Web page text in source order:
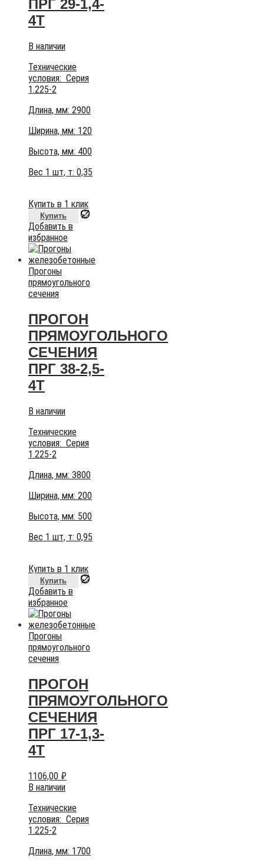
ПРГ 29-1,4-
4Т
В наличии
Технические
условия: Серия
1.225-2
Длина, мм: 2900
Ширина, мм: 120
Высота, мм: 400
Вес 1 шт, т: 0,35
Купить в 1 клик
Купить
Добавить в
избранное
Прогоны
прямоугольного
сечения
ПРОГОН
ПРЯМОУГОЛЬНОГО
СЕЧЕНИЯ
ПРГ 38-2,5-
4Т
В наличии
Технические
условия: Серия
1.225-2
Длина, мм: 3800
Ширина, мм: 200
Высота, мм: 500
Вес 1 шт, т: 0,95
Купить в 1 клик
Купить
Добавить в
избранное
Прогоны
прямоугольного
сечения
ПРОГОН
ПРЯМОУГОЛЬНОГО
СЕЧЕНИЯ
ПРГ 17-1,3-
4Т
1106,00 ₽
В наличии
Технические
условия: Серия
1.225-2
Длина, мм: 1700